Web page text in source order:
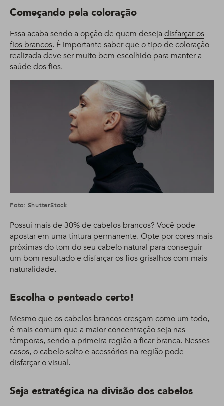
Começando pela coloração
Essa acaba sendo a opção de quem deseja disfarçar os
fios brancos. É importante saber que o tipo de coloração
realizada deve ser muito bem escolhido para manter a
saúde dos fios.
Foto: ShutterStock
Possui mais de 30% de cabelos brancos? Você pode
apostar em uma tintura permanente. Opte por cores mais
próximas do tom do seu cabelo natural para conseguir
um bom resultado e disfarçar os fios grisalhos com mais
naturalidade.
Escolha o penteado certo!
Mesmo que os cabelos brancos cresçam como um todo,
é mais comum que a maior concentração seja nas
têmporas, sendo a primeira região a ficar branca. Nesses
casos, o cabelo solto e acessórios na região pode
disfarçar o visual.
Seja estratégica na divisão dos cabelos